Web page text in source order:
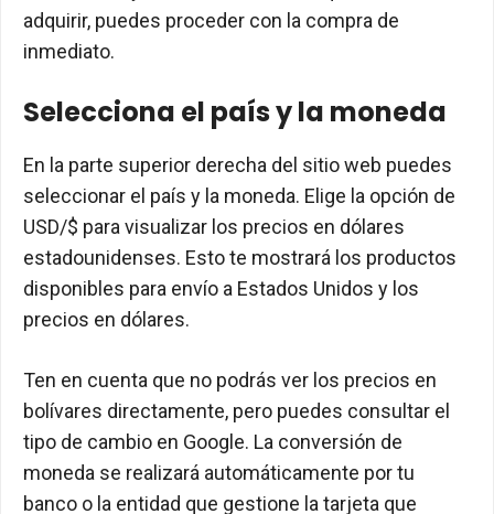
adquirir, puedes proceder con la compra de
inmediato.
Selecciona el país y la moneda
En la parte superior derecha del sitio web puedes
seleccionar el país y la moneda. Elige la opción de
USD/$ para visualizar los precios en dólares
estadounidenses. Esto te mostrará los productos
disponibles para envío a Estados Unidos y los
precios en dólares.
Ten en cuenta que no podrás ver los precios en
bolívares directamente, pero puedes consultar el
tipo de cambio en Google. La conversión de
moneda se realizará automáticamente por tu
banco o la entidad que gestione la tarjeta que